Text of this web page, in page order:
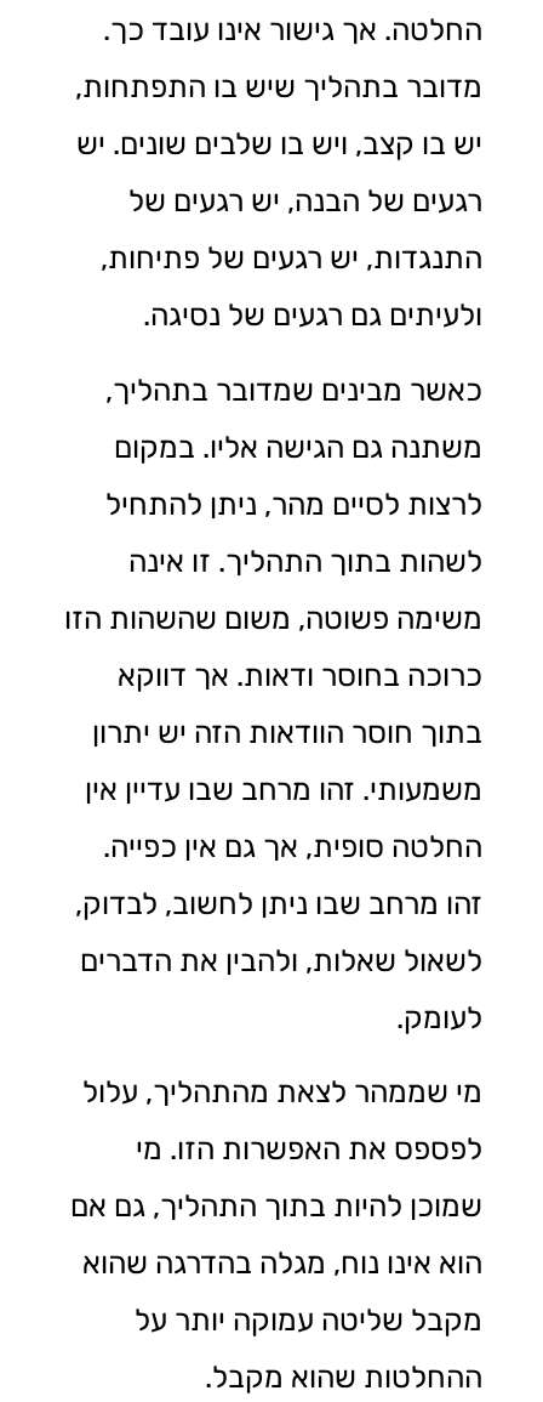
החלטה. אך גישור אינו עובד כך.
מדובר בתהליך שיש בו התפתחות,
יש בו קצב, ויש בו שלבים שונים. יש
רגעים של הבנה, יש רגעים של
התנגדות, יש רגעים של פתיחות,
ולעיתים גם רגעים של נסיגה.
כאשר מבינים שמדובר בתהליך,
משתנה גם הגישה אליו. במקום
לרצות לסיים מהר, ניתן להתחיל
לשהות בתוך התהליך. זו אינה
משימה פשוטה, משום שהשהות הזו
כרוכה בחוסר ודאות. אך דווקא
בתוך חוסר הוודאות הזה יש יתרון
משמעותי. זהו מרחב שבו עדיין אין
החלטה סופית, אך גם אין כפייה.
זהו מרחב שבו ניתן לחשוב, לבדוק,
לשאול שאלות, ולהבין את הדברים
לעומק.
מי שממהר לצאת מהתהליך, עלול
לפספס את האפשרות הזו. מי
שמוכן להיות בתוך התהליך, גם אם
הוא אינו נוח, מגלה בהדרגה שהוא
מקבל שליטה עמוקה יותר על
ההחלטות שהוא מקבל.